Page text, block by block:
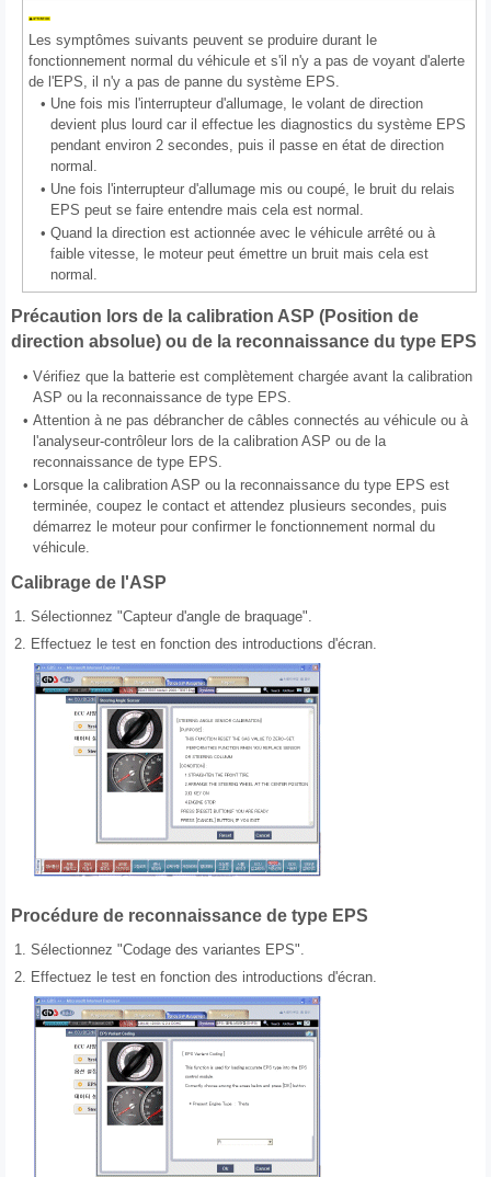
Les symptômes suivants peuvent se produire durant le
fonctionnement normal du véhicule et s'il n'y a pas de voyant d'alerte
de l'EPS, il n'y a pas de panne du système EPS.
• Une fois mis l'interrupteur d'allumage, le volant de direction
devient plus lourd car il effectue les diagnostics du système EPS
pendant environ 2 secondes, puis il passe en état de direction
normal.
• Une fois l'interrupteur d'allumage mis ou coupé, le bruit du relais
EPS peut se faire entendre mais cela est normal.
• Quand la direction est actionnée avec le véhicule arrêté ou à
faible vitesse, le moteur peut émettre un bruit mais cela est
normal.
Précaution lors de la calibration ASP (Position de
direction absolue) ou de la reconnaissance du type EPS
• Vérifiez que la batterie est complètement chargée avant la calibration
ASP ou la reconnaissance de type EPS.
• Attention à ne pas débrancher de câbles connectés au véhicule ou à
l'analyseur-contrôleur lors de la calibration ASP ou de la
reconnaissance de type EPS.
• Lorsque la calibration ASP ou la reconnaissance du type EPS est
terminée, coupez le contact et attendez plusieurs secondes, puis
démarrez le moteur pour confirmer le fonctionnement normal du
véhicule.
Calibrage de l'ASP
1. Sélectionnez "Capteur d'angle de braquage".
2. Effectuez le test en fonction des introductions d'écran.
Procédure de reconnaissance de type EPS
1. Sélectionnez "Codage des variantes EPS".
2. Effectuez le test en fonction des introductions d'écran.